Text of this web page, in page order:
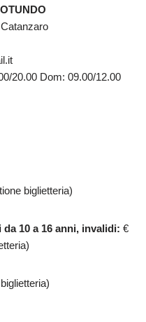
20.00 Dom: 09.00/12.00
biglietteria)
10 a 16 anni, invalidi: €